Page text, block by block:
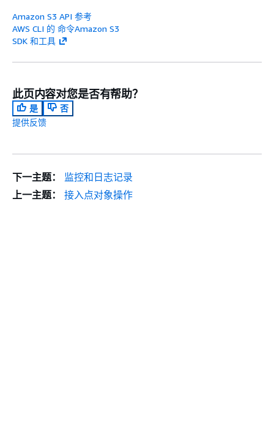
Amazon S3 API 参考
AWS CLI 的 命令Amazon S3
SDK 和工具
此页内容对您是否有帮助？
是
否
提供反馈
下一主题：
监控和日志记录
上一主题：
接入点对象操作